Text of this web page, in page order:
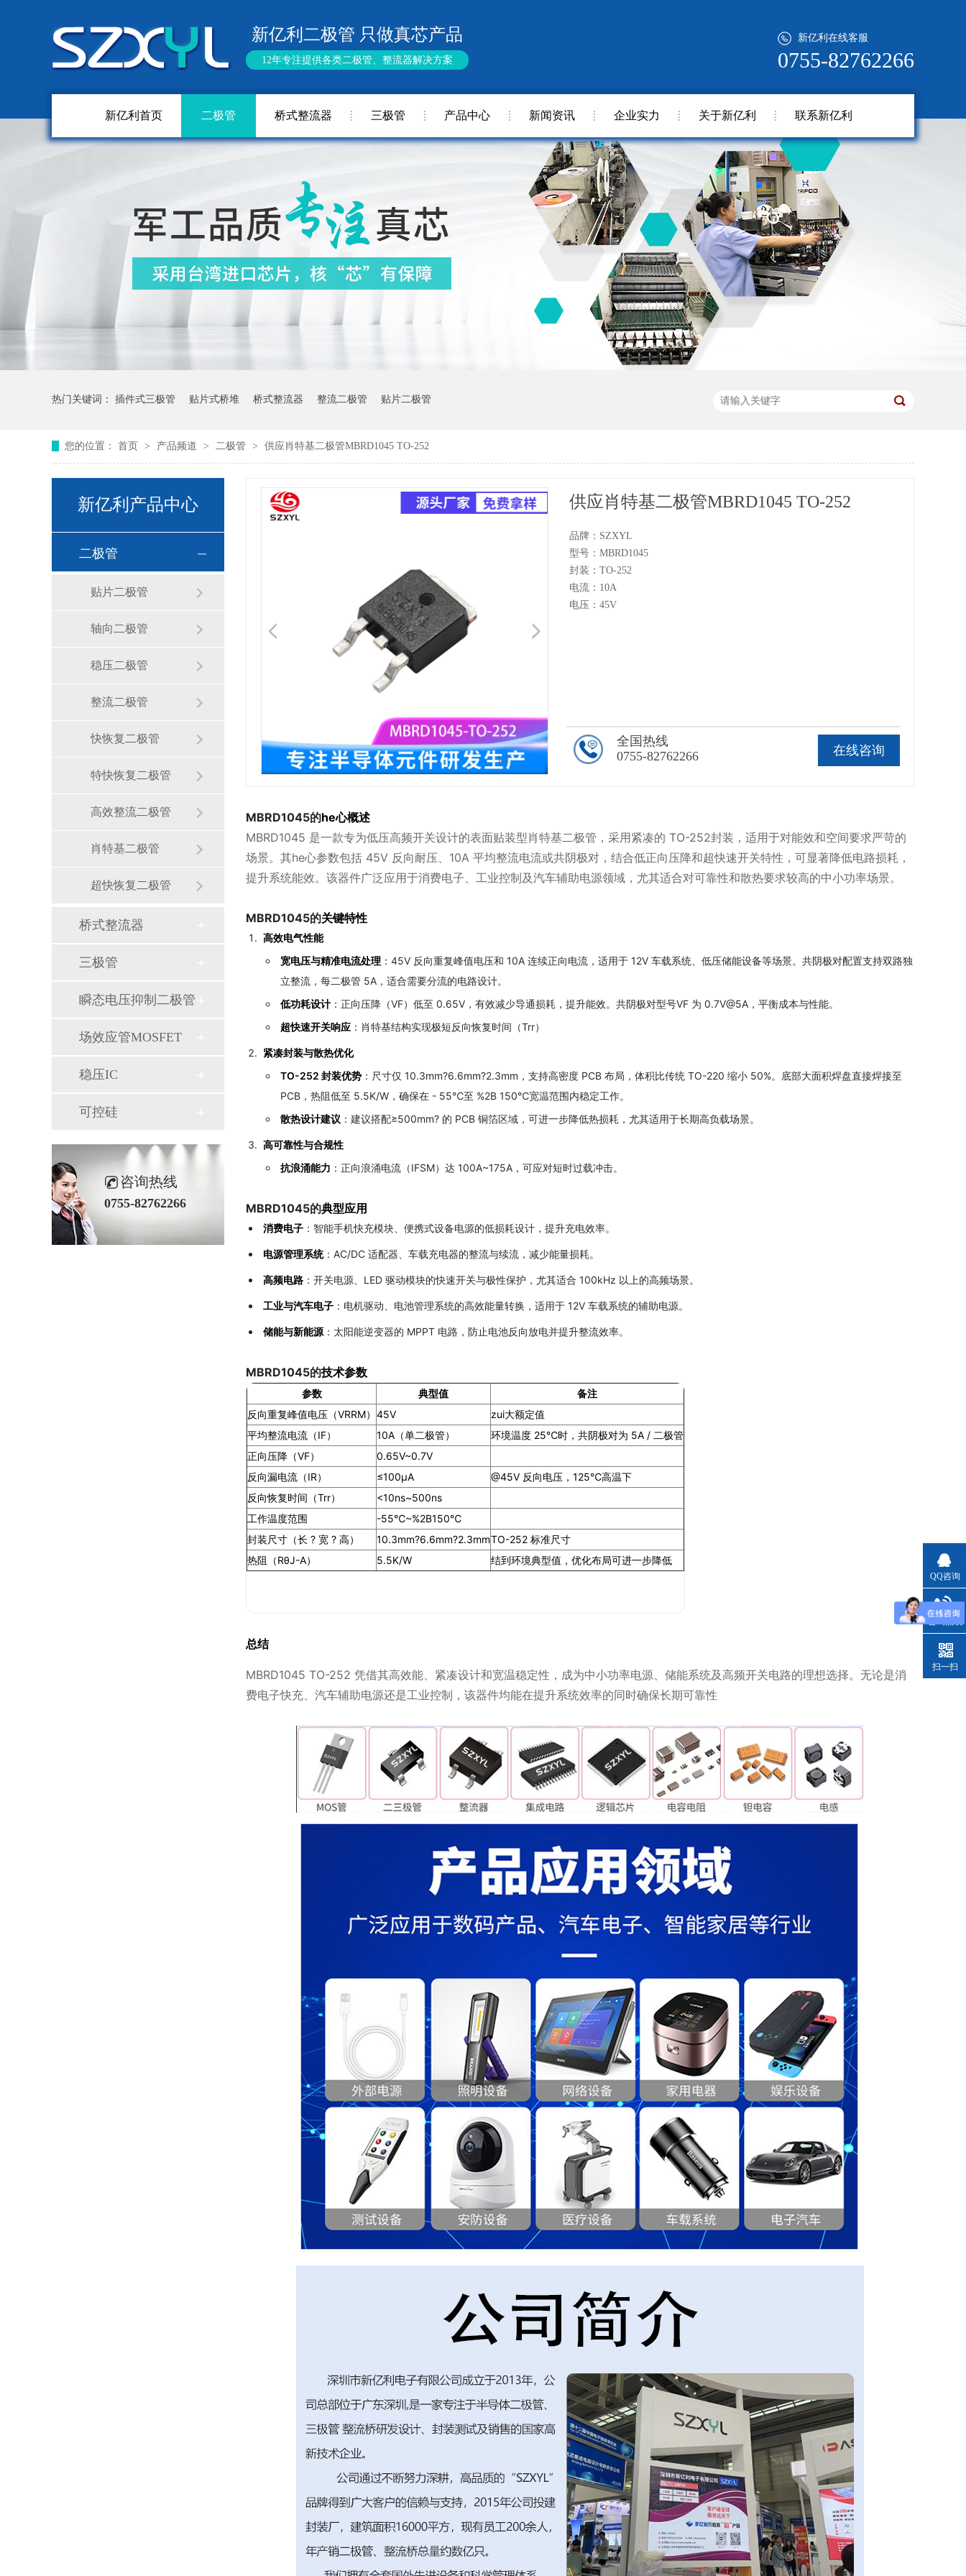
新亿利在线客服
0755-82762266
新亿利二极管 只做真芯产品
12年专注提供各类二极管、整流器解决方案
新亿利首页 二极管 桥式整流器 三极管 产品中心 新闻资讯 企业实力 关于新亿利 联系新亿利
热门关键词： 插件式三极管 贴片式桥堆 桥式整流器 整流二极管 贴片二极管
您的位置： 首页 > 产品频道 > 二极管 > 供应肖特基二极管MBRD1045 TO-252
新亿利产品中心
二极管
贴片二极管
轴向二极管
稳压二极管
整流二极管
快恢复二极管
特快恢复二极管
高效整流二极管
肖特基二极管
超快恢复二极管
桥式整流器
三极管
瞬态电压抑制二极管
场效应管MOSFET
稳压IC
可控硅
咨询热线
0755-82762266
1/1
供应肖特基二极管MBRD1045 TO-252
品牌：SZXYL
型号：MBRD1045
封装：TO-252
电流：10A
电压：45V
在线咨询
全国热线
0755-82762266
MBRD1045的he心概述
MBRD1045 是一款专为低压高频开关设计的表面贴装型肖特基二极管，采用紧凑的 TO-252封装，适用于对能效和空间要求严苛的
场景。其he心参数包括 45V 反向耐压、10A 平均整流电流或共阴极对，结合低正向压降和超快速开关特性，可显著降低电路损耗，
提升系统能效。该器件广泛应用于消费电子、工业控制及汽车辅助电源领域，尤其适合对可靠性和散热要求较高的中小功率场景。
MBRD1045的关键特性
高效电气性能
宽电压与精准电流处理 ：45V 反向重复峰值电压和 10A 连续正向电流，适用于 12V 车载系统、低压储能设备等场景。共阴极对配置支持双路独
立整流，每二极管 5A，适合需要分流的电路设计。
低功耗设计 ：正向压降（VF）低至 0.65V，有效减少导通损耗，提升能效。共阴极对型号VF 为 0.7V@5A，平衡成本与性能。
超快速开关响应 ：肖特基结构实现极短反向恢复时间（Trr）
紧凑封装与散热优化
TO-252 封装优势 ：尺寸仅 10.3mm?6.6mm?2.3mm，支持高密度 PCB 布局，体积比传统 TO-220 缩小 50%。底部大面积焊盘直接焊接至
PCB，热阻低至 5.5K/W，确保在 - 55℃至 %2B 150℃宽温范围内稳定工作。
散热设计建议 ：建议搭配≥500mm? 的 PCB 铜箔区域，可进一步降低热损耗，尤其适用于长期高负载场景。
高可靠性与合规性
抗浪涌能力 ：正向浪涌电流（IFSM）达 100A~175A，可应对短时过载冲击。
MBRD1045的典型应用
消费电子 ：智能手机快充模块、便携式设备电源的低损耗设计，提升充电效率。
电源管理系统：AC/DC 适配器、车载充电器的整流与续流，减少能量损耗。
高频电路 ：开关电源、LED 驱动模块的快速开关与极性保护，尤其适合 100kHz 以上的高频场景。
工业与汽车电子 ：电机驱动、电池管理系统的高效能量转换，适用于 12V 车载系统的辅助电源。
储能与新能源 ：太阳能逆变器的 MPPT 电路，防止电池反向放电并提升整流效率。
MBRD1045的技术参数
参数 典型值
备注
反向重复峰值电压（VRRM） 45V
zui大额定值
平均整流电流（IF）
10A（单二极管）
环境温度 25℃时，共阴极对为 5A / 二极管
正向压降（VF）
0.65V~0.7V
反向漏电流（IR）
≤100μA
@45V 反向电压，125℃高温下
反向恢复时间（Trr）
<10ns~500ns
工作温度范围
-55℃~%2B150℃
封装尺寸（长 ? 宽 ? 高）
10.3mm?6.6mm?2.3mmTO-252 标准尺寸
热阻（RθJ-A）
5.5K/W 结到环境典型值，优化布局可进一步降低
总结
MBRD1045 TO-252 凭借其高效能、紧凑设计和宽温稳定性，成为中小功率电源、储能系统及高频开关电路的理想选择。无论是消
费电子快充、汽车辅助电源还是工业控制，该器件均能在提升系统效率的同时确保长期可靠性
QQ咨询
扫一扫